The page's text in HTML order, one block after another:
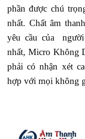
phần được chú
nhất. Chất âm
yêu cầu của
nhất, Micro Không
phải có nhận xét
hợp với mọi không